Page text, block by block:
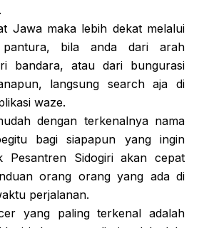
Jawa maka lebih dekat melalui
bila anda dari arah
bandara, atau dari bungurasi
langsung search aja di
waze.
dengan terkenalnya nama
bagi siapapun yang ingin
Pesantren Sidogiri akan cepat
orang orang yang ada di
perjalanan.
yang paling terkenal adalah